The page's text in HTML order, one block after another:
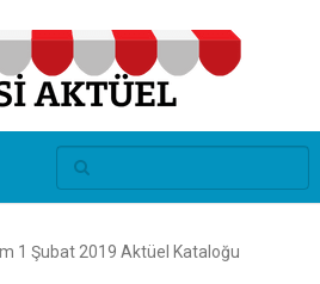
1 Şubat 2019 Aktüel Kataloğu